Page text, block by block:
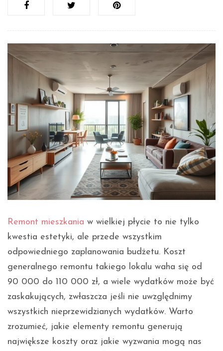
Remont mieszkania w wielkiej płycie to nie tylko
kwestia estetyki, ale przede wszystkim
odpowiedniego zaplanowania budżetu. Koszt
generalnego remontu takiego lokalu waha się od
90 000 do 110 000 zł, a wiele wydatków może być
zaskakujących, zwłaszcza jeśli nie uwzględnimy
wszystkich nieprzewidzianych wydatków. Warto
zrozumieć, jakie elementy remontu generują
największe koszty oraz jakie wyzwania mogą nas